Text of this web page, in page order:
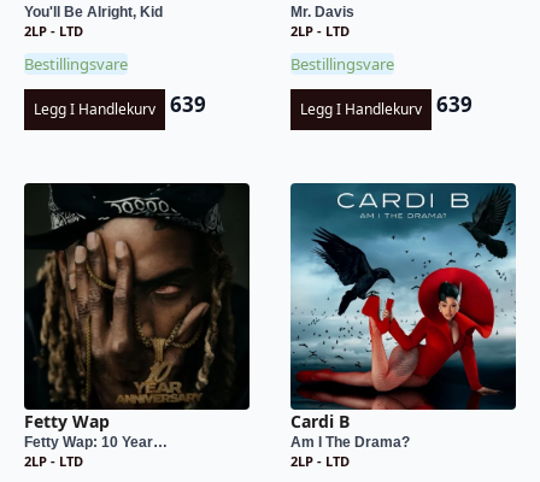
You'll Be Alright, Kid
2LP - LTD
Bestillingsvare
Legg I Handlekurv 639
Mr. Davis
2LP - LTD
Bestillingsvare
Legg I Handlekurv 639
Fetty Wap
Fetty Wap: 10 Year…
2LP - LTD
Cardi B
Am I The Drama?
2LP - LTD